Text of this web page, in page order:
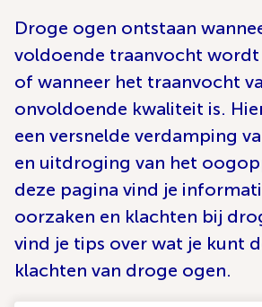
Droge ogen ontstaan
voldoende traanvocht wordt
of wanneer het traanvocht
onvoldoende kwaliteit is.
een versnelde verdamping
en uitdroging van het
deze pagina vind je
oorzaken en klachten bij
vind je tips over wat je kunt
klachten van droge ogen.